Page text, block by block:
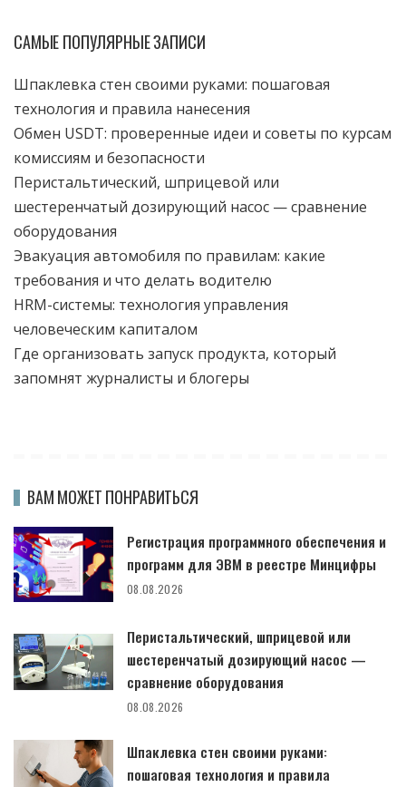
САМЫЕ ПОПУЛЯРНЫЕ ЗАПИСИ
Шпаклевка стен своими руками: пошаговая
технология и правила нанесения
Обмен USDT: проверенные идеи и советы по курсам
комиссиям и безопасности
Перистальтический, шприцевой или
шестеренчатый дозирующий насос — сравнение
оборудования
Эвакуация автомобиля по правилам: какие
требования и что делать водителю
HRM-системы: технология управления
человеческим капиталом
Где организовать запуск продукта, который
запомнят журналисты и блогеры
ВАМ МОЖЕТ ПОНРАВИТЬСЯ
Регистрация программного обеспечения и
программ для ЭВМ в реестре Минцифры
08.08.2026
Перистальтический, шприцевой или
шестеренчатый дозирующий насос —
сравнение оборудования
08.08.2026
Шпаклевка стен своими руками:
пошаговая технология и правила